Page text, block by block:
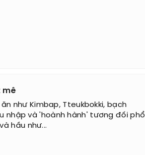
mê
như Kimbap, Tteukbokki, bạch
nhập và 'hoành hành' tương đối phổ
hầu như...